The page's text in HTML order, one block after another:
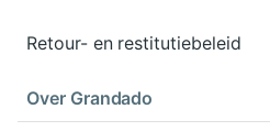
Retour- en restitutiebeleid
Over Grandado